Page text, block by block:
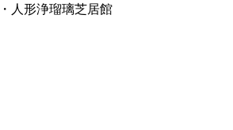
・人形浄瑠璃芝居館